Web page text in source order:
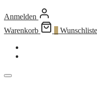
Anmelden
Warenkorb
Wunschliste